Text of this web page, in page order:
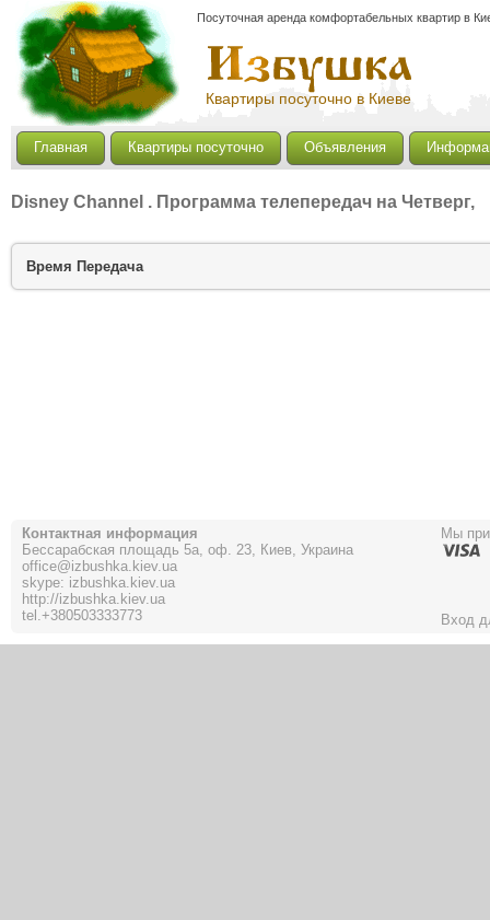
Квартиры посуточно в Киеве
Посуточная аренда комфортабельных квартир в
Главная Квартиры посуточно Объявления
Disney Channel . Программа телепередач на Четверг,
Время Передача
Контактная информация
Бессарабская площадь 5а, оф. 23, Киев, Украина
office@izbushka.kiev.ua
skype: izbushka.kiev.ua
http://izbushka.kiev.ua
tel.+380503333773
Мы
Вход